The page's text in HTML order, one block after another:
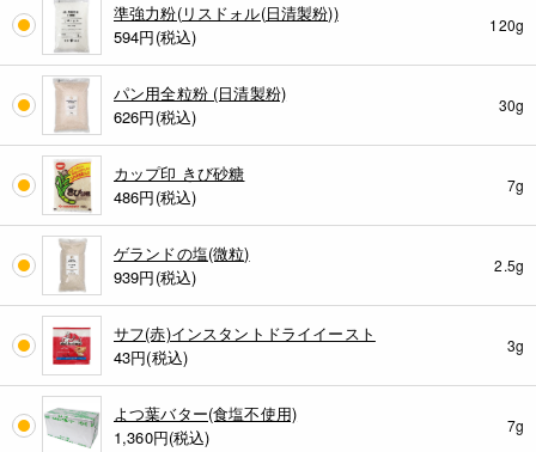
準強力粉(リスドォル(日清製粉))
594円(税込)
120g
パン用全粒粉 (日清製粉)
626円(税込)
30g
カップ印 きび砂糖
486円(税込)
7g
ゲランドの塩(微粒)
939円(税込)
2.5g
サフ(赤)インスタントドライイースト
43円(税込)
3g
よつ葉バター(食塩不使用)
1,360円(税込)
7g